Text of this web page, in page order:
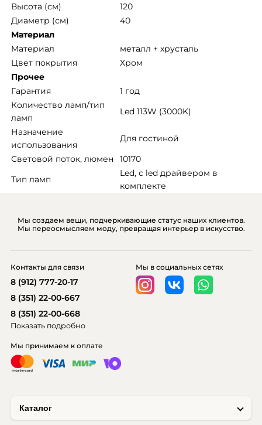
Высота (см)
120
Диаметр (см)
40
Материал
Mатериал
металл + хрусталь
Цвет покрытия
Хром
Прочее
Гарантия
1 год
Количество ламп/тип
ламп
Led 113W (3000K)
Назначение
использования
Для гостиной
Световой поток, люмен
10170
Тип ламп
Led, с led драйвером в
комплекте
Мы создаем вещи, подчеркивающие статус наших клиентов.
Мы переосмысляем моду, превращая интерьер в искусство.
Каталог
Мы принимаем к оплате
Мы в социальных сетях
Контакты для связи
8 (912) 777-20-17
8 (351) 22-00-667
8 (351) 22-00-668
Показать подробно